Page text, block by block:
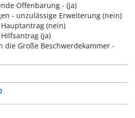
Offenbarung - (ja)
- unzulässige Erweiterung (nein)
(nein)
(ja)
die Große Beschwerdekammer -